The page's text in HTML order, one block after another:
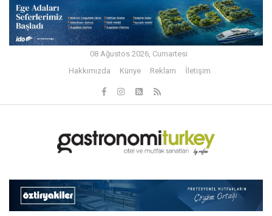
08 Ağustos 2026, Cumartesi
Hakkımızda
Künye Reklam İletişim